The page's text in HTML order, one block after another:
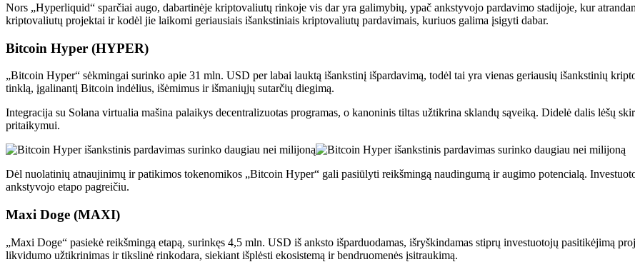
Nors „Hyperliquid“ sparčiai augo, dabartinėje kriptovaliutų rinkoje vis dar yra galimybių, ypač ankstyvojo pardavimo stadijoje, kur
kriptovaliutų projektai ir kodėl jie laikomi geriausiais išankstiniais kriptovaliutų pardavimais, kuriuos galima įsigyti dabar.
Bitcoin Hyper (HYPER)
„Bitcoin Hyper“ sėkmingai surinko apie 31 mln. USD per labai lauktą išankstinį išpardavimą, todėl tai yra vienas geriausių išankstinių
tinklą, įgalinantį Bitcoin indėlius, išėmimus ir išmaniųjų sutarčių diegimą.
Integracija su Solana virtualia mašina palaikys decentralizuotas programas, o kanoninis tiltas užtikrina sklandų sąveiką. Didelė dalis lėšų
pritaikymui.
Dėl nuolatinių atnaujinimų ir patikimos tokenomikos „Bitcoin Hyper“ gali pasiūlyti reikšmingą naudingumą ir augimo potencialą.
ankstyvojo etapo pagreičiu.
Maxi Doge (MAXI)
„Maxi Doge“ pasiekė reikšmingą etapą, surinkęs 4,5 mln. USD iš anksto išparduodamas, išryškindamas stiprų investuotojų pasitikėjimą
likvidumo užtikrinimas ir tikslinė rinkodara, siekiant išplėsti ekosistemą ir bendruomenės įsitraukimą.